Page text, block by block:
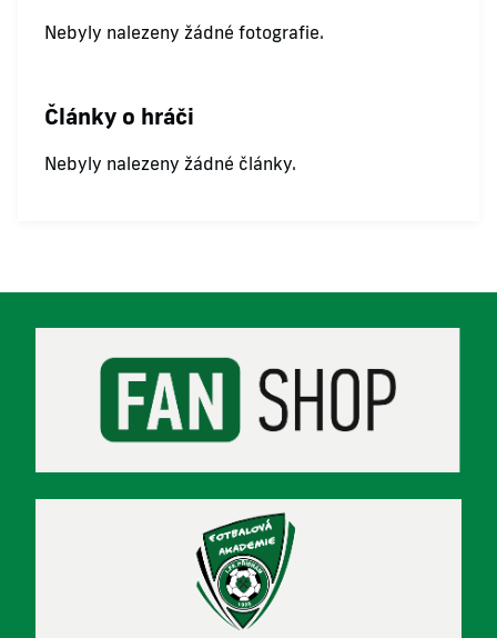
Nebyly nalezeny žádné fotografie.
Články o hráči
Nebyly nalezeny žádné články.